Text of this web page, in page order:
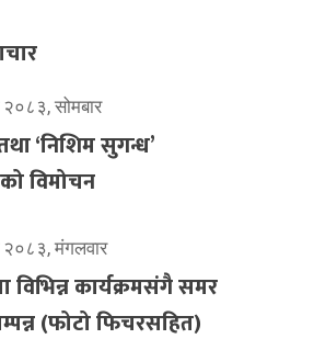
सोमबार
‘निशिम सुगन्ध’
विमोचन
२०८३, मंगलवार
विभिन्न कार्यक्रमसंगै समर
(फोटो फिचरसहित)